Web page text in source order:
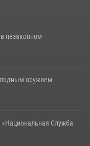
незаконном
оружием
«Национальная Служба